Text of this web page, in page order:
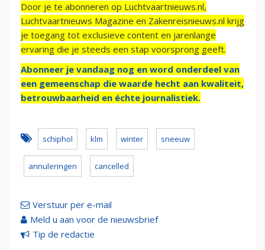
Door je te abonneren op Luchtvaartnieuws.nl,
Luchtvaartnieuws Magazine en Zakenreisnieuws.nl krijg
je toegang tot exclusieve content en jarenlange
ervaring die je steeds een stap voorsprong geeft.
Abonneer je vandaag nog en word onderdeel van
een gemeenschap die waarde hecht aan kwaliteit,
betrouwbaarheid en échte journalistiek.
schiphol klm winter sneeuw
annuleringen cancelled
Verstuur per e-mail
Meld u aan voor de nieuwsbrief
Tip de redactie